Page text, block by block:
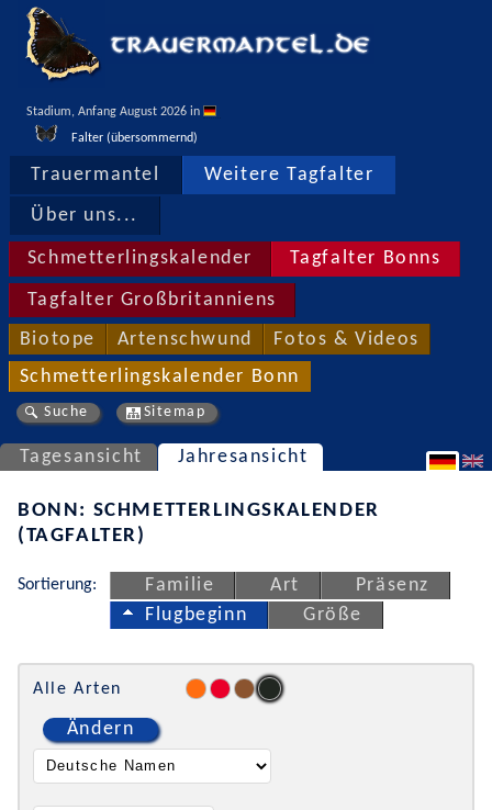
Stadium, Anfang August 2026 in
Falter (übersommernd)
Trauermantel Weitere Tagfalter
Über uns...
Schmetterlingskalender Tagfalter Bonns
Tagfalter Großbritanniens
Biotope Artenschwund Fotos & Videos
Schmetterlingskalender Bonn
Suche Sitemap
Tagesansicht Jahresansicht
BONN: SCHMETTERLINGSKALENDER
(TAGFALTER)
Sortierung: Familie Art
Präsenz
Flugbeginn
Größe
Alle Arten
Ändern